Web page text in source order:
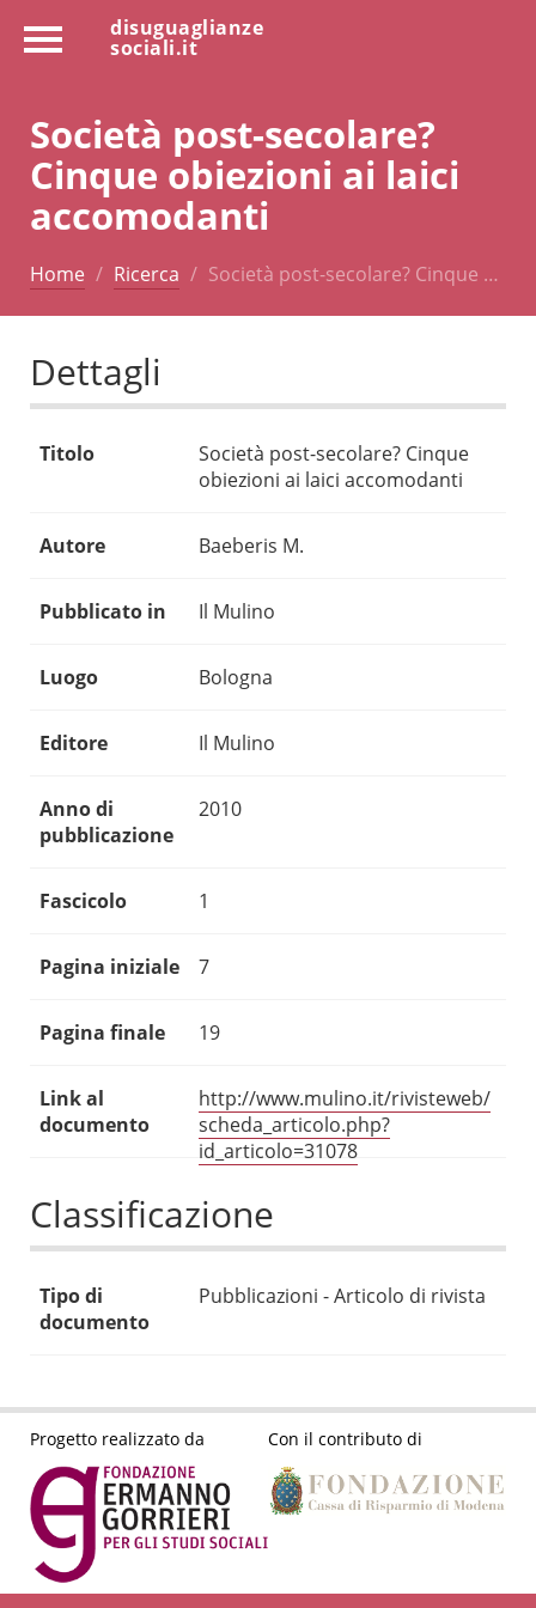
disuguaglianze
sociali.it
Società post-secolare?
Cinque obiezioni ai laici
accomodanti
Home Ricerca Società post-secolare? Cinque …
Dettagli
Titolo
Società post-secolare? Cinque
obiezioni ai laici accomodanti
Autore Baeberis M.
Pubblicato in Il Mulino
Luogo Bologna
Editore Il Mulino
Anno di
pubblicazione
2010
Fascicolo 1
Pagina iniziale 7
Pagina finale 19
Link al
documento
http://www.mulino.it/rivisteweb/
scheda_articolo.php?
id_articolo=31078
Classificazione
Tipo di
documento
Pubblicazioni - Articolo di rivista
Progetto realizzato da Con il contributo di